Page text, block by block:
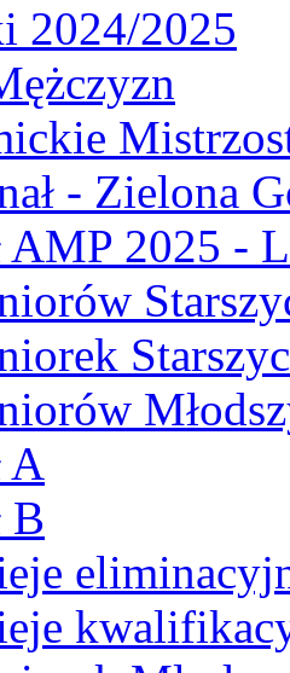
2024/2025
- Zielona
AMP 2025 -
A
B